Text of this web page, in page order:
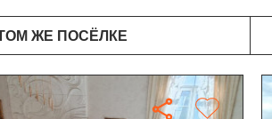
ЖЕ ПОСЁЛКЕ